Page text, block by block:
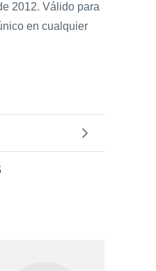
2012. Válido para
en cualquier